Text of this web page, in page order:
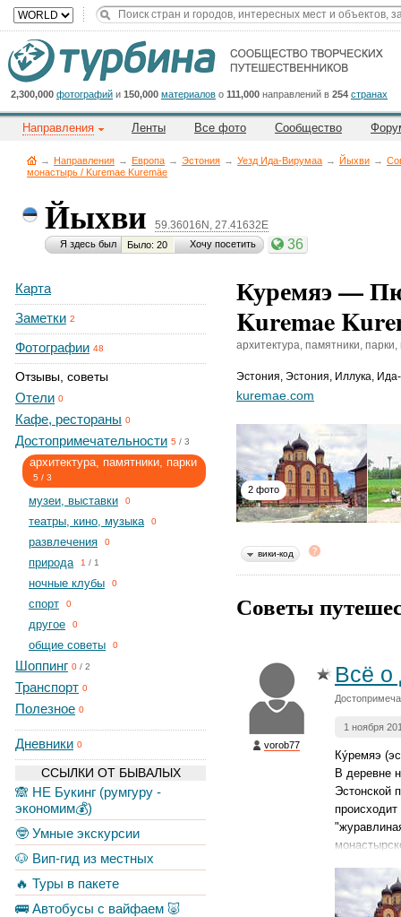
2,300,000 фотографий и 150,000 материалов о 111,000 направлений в 254 странах
Направления Ленты Все фото Сообщество
→ Направления → Европа → Эстония → Уезд Ида-Вирумаа → Йыхви →
монастырь / Kuremae Kuremäe
Йыхви 59.36016N, 27.41632E
Я здесь был Было: 20 Хочу посетить 36
Карта
Заметки 2
Фотографии 48
Отзывы, советы
Отели 0
Кафе, рестораны 0
Достопримечательности 5 / 3
архитектура, памятники, парки
5 / 3
музеи, выставки 0
театры, кино, музыка 0
развлечения 0
природа 1 / 1
ночные клубы 0
спорт 0
другое 0
общие советы 0
Шоппинг 0 / 2
Транспорт 0
Полезное 0
Дневники 0
ССЫЛКИ ОТ БЫВАЛЫХ
🙈 НЕ Букинг (румгуру -
экономим💰)
🤓 Умные экскурсии
🐶 Вип-гид из местных
🔥 Туры в пакете
🚌 Автобусы с вайфаем 🐷
Куремяэ —
Kuremae
архитектура, памятники,
Эстония, Эстония, Иллука,
kuremae.com
2 фото
вики-код
Советы
vorob77
Всё о
1 ноября
Ку́ремяэ
В деревне
Эстонской
Cейчас
на
сайте:
Title
Button